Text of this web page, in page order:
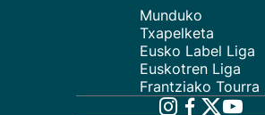
Munduko
Txapelketa
Eusko Label Liga
Euskotren Liga
Frantziako Tourra